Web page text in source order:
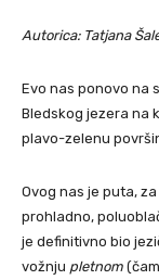
Autorica: Tatjana
Evo nas ponovo na
Bledskog jezera na
plavo-zelenu
Ovog nas je puta,
prohladno,
je definitivno bio
vožnju pletnom